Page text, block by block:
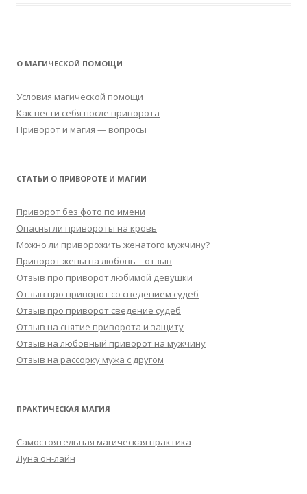
О МАГИЧЕСКОЙ ПОМОЩИ
Условия магической помощи
Как вести себя после приворота
Приворот и магия — вопросы
СТАТЬИ О ПРИВОРОТЕ И МАГИИ
Приворот без фото по имени
Опасны ли привороты на кровь
Можно ли приворожить женатого мужчину?
Приворот жены на любовь – отзыв
Отзыв про приворот любимой девушки
Отзыв про приворот со сведением судеб
Отзыв про приворот сведение судеб
Отзыв на снятие приворота и защиту
Отзыв на любовный приворот на мужчину
Отзыв на рассорку мужа с другом
ПРАКТИЧЕСКАЯ МАГИЯ
Самостоятельная магическая практика
Луна он-лайн